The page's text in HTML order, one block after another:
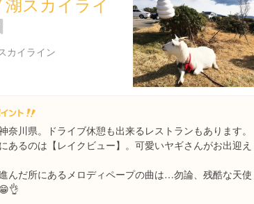
カイライン
奈川県。ドライブ休憩も出来るレストランもあります。
あるのは【レイクビュー】。可愛いヤギさんがお出迎え
んだ所にあるメロディペープの曲は…勿論、残酷な天使